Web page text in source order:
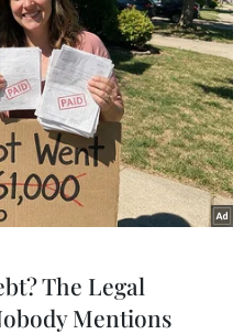
Cần xử lý dứt điểm việc tập
kết gỗ ở hành lang an toàn
giao thông Quốc lộ 22B
07/08/2026 04:31
The Legal
Mentions